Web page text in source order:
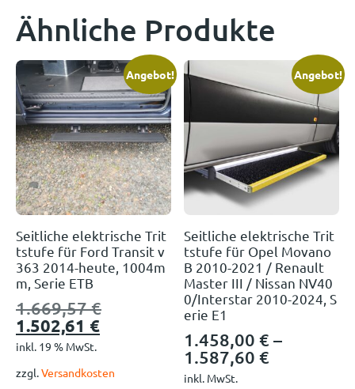
Ähnliche Produkte
Angebot!
Seitliche elektrische Trit
tstufe für Ford Transit v
363 2014-heute, 1004m
m, Serie ETB
1.669,57€
1.502,61 €
inkl. 19 % MwSt.
zzgl.Versandkosten
Angebot!
Seitliche elektrische Trit
tstufe für Opel Movano
B 2010-2021 / Renault
Master III / Nissan NV40
0/Interstar 2010-2024, S
erie E1
1.458,00€ –
1.587,60€
inkl. MwSt.